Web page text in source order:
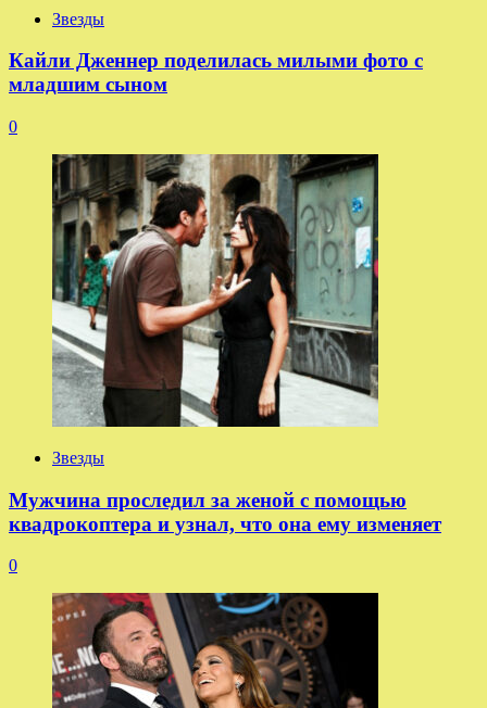
Звезды
Кайли Дженнер поделилась милыми фото с
младшим сыном
0
Звезды
Мужчина проследил за женой с помощью
квадрокоптера и узнал, что она ему изменяет
0